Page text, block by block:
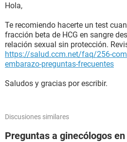
Hola,
Te recomiendo hacerte un test
fracción beta de HCG en sangre
relación sexual sin protección.
https://salud.ccm.net/faq/256-
embarazo-preguntas-frecuentes
Saludos y gracias por escribir.
Discusiones similares
Preguntas a ginecólogos